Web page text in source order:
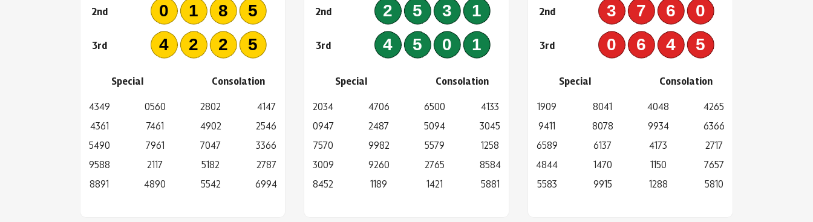
2nd 0185
3rd 4225
Special
4349
4361
5490
9588
8891
0560
7461
7961
2117
4890
Consolation
2802
4902
7047
5182
5542
4147
2546
3366
2787
6994
2nd 2531
3rd 4501
Special
2034
0947
7570
3009
8452
4706
2487
9982
9260
1189
Consolation
6500
5094
5579
2765
1421
4133
3045
1258
8584
5881
2nd 3760
3rd 0645
Special
1909
9411
6589
4844
5583
8041
8078
6137
1470
9915
Consolation
4048
9934
4173
1150
1288
4265
6366
2717
7657
5810